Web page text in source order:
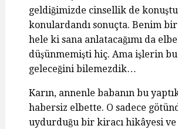
geldiğimizde cinsellik de
konulardandı sonuçta. Benim bir
hele ki sana anlatacağımı da
düşünmemişti hiç. Ama işlerin
geleceğini bilemezdik…
Karın, annenle babanın bu
habersiz elbette. O sadece
uydurduğu bir kiracı hikâyesi